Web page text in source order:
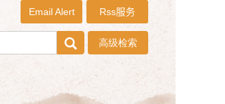
Rss服务
Email Alert